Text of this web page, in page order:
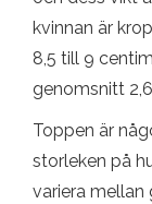
kvinnan är
8,5 till 9
genomsnitt
Toppen är
storleken på
variera mellan